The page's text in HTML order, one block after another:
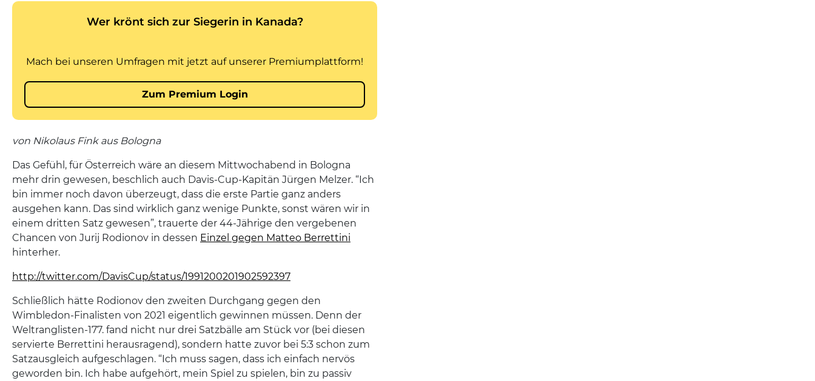
von Nikolaus Fink aus Bologna
Das Gefühl, für Österreich wäre an diesem Mittwochabend in Bologna
mehr drin gewesen, beschlich auch Davis-Cup-Kapitän Jürgen Melzer. “Ich
bin immer noch davon überzeugt, dass die erste Partie ganz anders
ausgehen kann. Das sind wirklich ganz wenige Punkte, sonst wären wir in
einem dritten Satz gewesen”, trauerte der 44-Jährige den vergebenen
Chancen von Jurij Rodionov in dessen Einzel gegen Matteo Berrettini
hinterher.
http://twitter.com/DavisCup/status/1991200201902592397
Schließlich hätte Rodionov den zweiten Durchgang gegen den
Wimbledon-Finalisten von 2021 eigentlich gewinnen müssen. Denn der
Weltranglisten-177. fand nicht nur drei Satzbälle am Stück vor (bei diesen
servierte Berrettini herausragend), sondern hatte zuvor bei 5:3 schon zum
Satzausgleich aufgeschlagen. “Ich muss sagen, dass ich einfach nervös
geworden bin. Ich habe aufgehört, mein Spiel zu spielen, bin zu passiv